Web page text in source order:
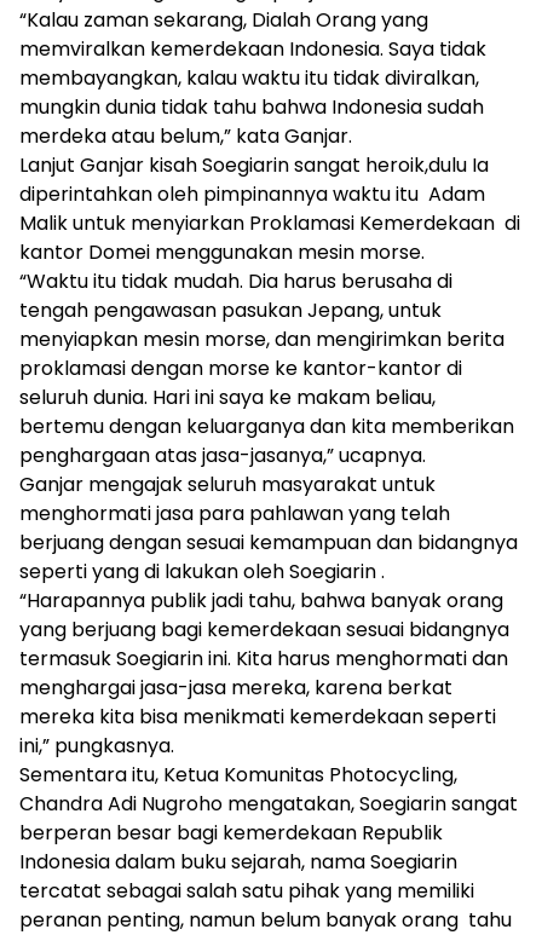
“Kalau zaman sekarang, Dialah Orang yang
memviralkan kemerdekaan Indonesia. Saya tidak
membayangkan, kalau waktu itu tidak diviralkan,
mungkin dunia tidak tahu bahwa Indonesia sudah
merdeka atau belum,” kata Ganjar.
Lanjut Ganjar kisah Soegiarin sangat heroik,dulu Ia
diperintahkan oleh pimpinannya waktu itu Adam
Malik untuk menyiarkan Proklamasi Kemerdekaan di
kantor Domei menggunakan mesin morse.
“Waktu itu tidak mudah. Dia harus berusaha di
tengah pengawasan pasukan Jepang, untuk
menyiapkan mesin morse, dan mengirimkan berita
proklamasi dengan morse ke kantor-kantor di
seluruh dunia. Hari ini saya ke makam beliau,
bertemu dengan keluarganya dan kita memberikan
penghargaan atas jasa-jasanya,” ucapnya.
Ganjar mengajak seluruh masyarakat untuk
menghormati jasa para pahlawan yang telah
berjuang dengan sesuai kemampuan dan bidangnya
seperti yang di lakukan oleh Soegiarin .
“Harapannya publik jadi tahu, bahwa banyak orang
yang berjuang bagi kemerdekaan sesuai bidangnya
termasuk Soegiarin ini. Kita harus menghormati dan
menghargai jasa-jasa mereka, karena berkat
mereka kita bisa menikmati kemerdekaan seperti
ini,” pungkasnya.
Sementara itu, Ketua Komunitas Photocycling,
Chandra Adi Nugroho mengatakan, Soegiarin sangat
berperan besar bagi kemerdekaan Republik
Indonesia dalam buku sejarah, nama Soegiarin
tercatat sebagai salah satu pihak yang memiliki
peranan penting, namun belum banyak orang tahu